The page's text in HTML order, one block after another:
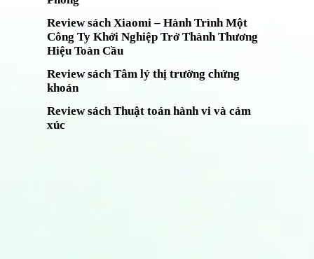
Review sách Xiaomi – Hành Trình Một
Công Ty Khởi Nghiệp Trở Thành Thương
Hiệu Toàn Cầu
Review sách Tâm lý thị trường chứng
khoán
Review sách Thuật toán hành vi và cảm
xúc